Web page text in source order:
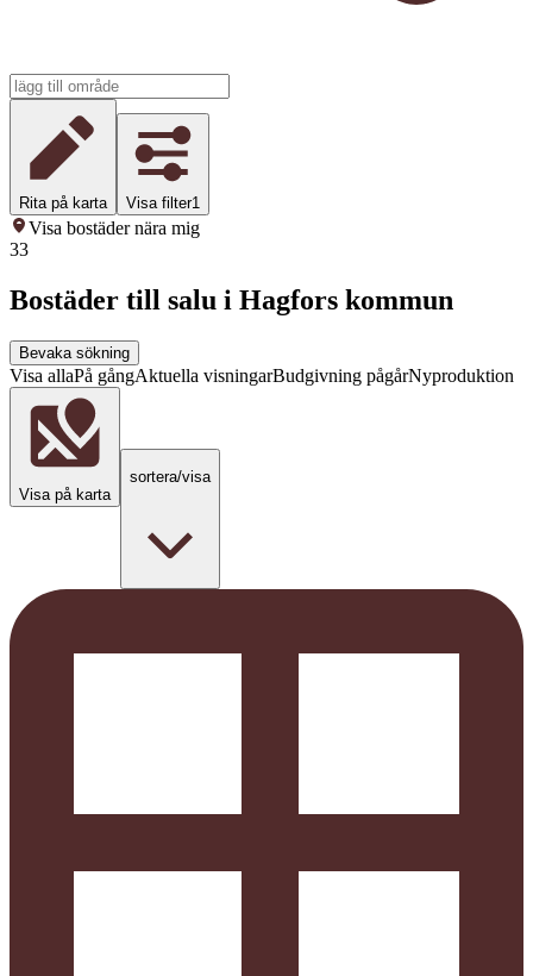
Rita på karta Visa filter1
Visa bostäder nära mig
33
Bostäder till salu i Hagfors kommun
Bevaka sökning
Visa allaPå gångAktuella visningarBudgivning pågårNyproduktion
Visa på karta
sortera/visa